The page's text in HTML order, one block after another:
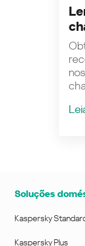
Soluções
Kaspersky
Kaspersky Plus